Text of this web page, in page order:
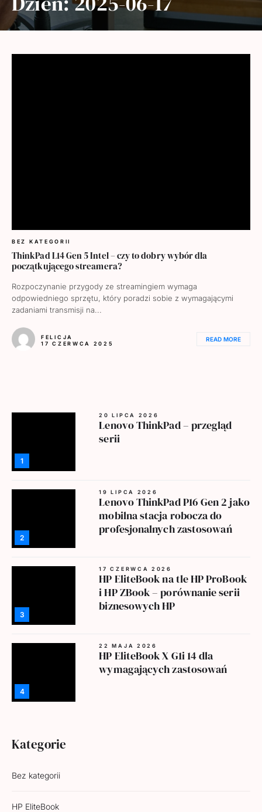
BEZ KATEGORII
ThinkPad L14 Gen 5 Intel – czy to dobry wybór dla
początkującego streamera?
Rozpoczynanie przygody ze streamingiem wymaga
odpowiedniego sprzętu, który poradzi sobie z wymagającymi
zadaniami transmisji na...
FELICJA
17 CZERWCA 2025
READ MORE
1
20 LIPCA 2026
Lenovo ThinkPad – przegląd
serii
2
19 LIPCA 2026
Lenovo ThinkPad P16 Gen 2 jako
mobilna stacja robocza do
profesjonalnych zastosowań
3
17 CZERWCA 2026
HP EliteBook na tle HP ProBook
i HP ZBook – porównanie serii
biznesowych HP
4
22 MAJA 2026
HP EliteBook X G1i 14 dla
wymagających zastosowań
Kategorie
Bez kategorii
HP EliteBook